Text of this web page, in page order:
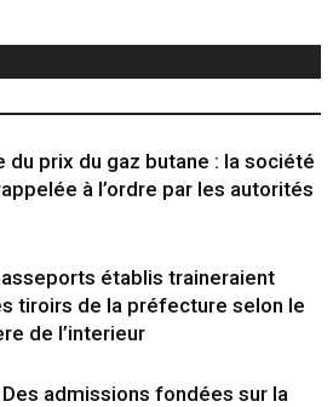
du prix du gaz butane : la société
à l’ordre par les autorités
établis traineraient
tiroirs de la préfecture selon le
de l’interieur
Des admissions fondées sur la